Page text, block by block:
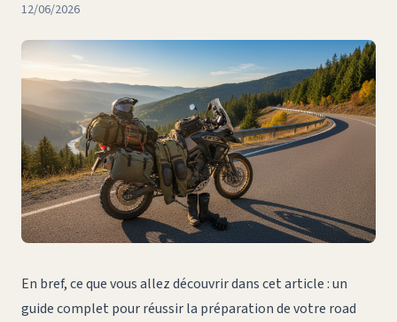
12/06/2026
En bref, ce que vous allez découvrir dans cet article : un
guide complet pour réussir la préparation de votre road